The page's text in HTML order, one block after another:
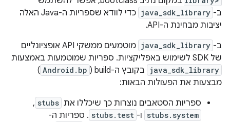
ב- java_sdk_library
כדי לוודא שספריות ה-Java האלה
יציבות מבחינת ה-API.
ב- java_sdk_library
מוטמעים ממשקי API אופציונליים
של SDK לשימוש באפליקציות. ספריות שמוטמעות באמצעות
java_sdk_library בקובץ ה-build ( Android.bp
)
מבצעות את הפעולות הבאות:
ספריות הסטאבים נוצרות כך שיכללו את stubs
,‏
stubs.system ו- stubs.test . ספריות ה-